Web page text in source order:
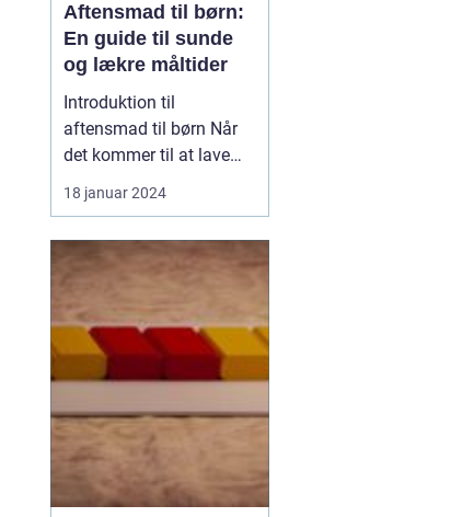
Aftensmad til børn:
En guide til sunde
og lækre måltider
Introduktion til
aftensmad til børn Når
det kommer til at lave
mad til børn, er der
mange faktorer, der
ikke kun om at lave en
velsmagende og
ernæringsrig måltid, men
også om at skabe en
positiv madoplevelse,
18 januar 2024